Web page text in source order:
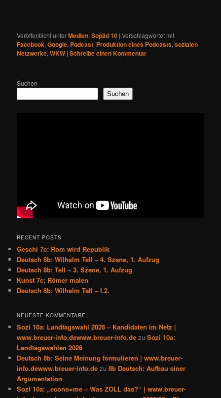
Veröffentlicht unterMedien,Sopäd 10 |Verschlagwortet mit
Facebook,Google, Podcast, Produktion eines Podcasts,sozialen
Netzwerke,WKW |Schreibe einen Kommentar
Suchen
Suchen
RECENT POSTS
Geschi 7c: Rom wird Republik
Deutsch 8b: Wilhelm Tell – 4. Szene, 1. Aufzug
Deutsch 8b: Tell – 3. Szene, 1. Aufzug
Kunst 7c: Römer malen
Deutsch 8b: Wilhelm Tell – I.2.
NEUESTE KOMMENTARE
Sozi 10a: Landtagswahl 2026 – Kandidaten im Netz |
www.breuer-info.dewww.breuer-info.de zuSozi 10a:
Landtagswahlen 2026
Deutsch 8b: Seine Meinung formulieren | www.breuer-
info.dewww.breuer-info.de zu8b Deutsch: Aufbau einer
Argumentation
Sozi 10a: „econo=me – Was ZOLL das?“ | www.breuer-